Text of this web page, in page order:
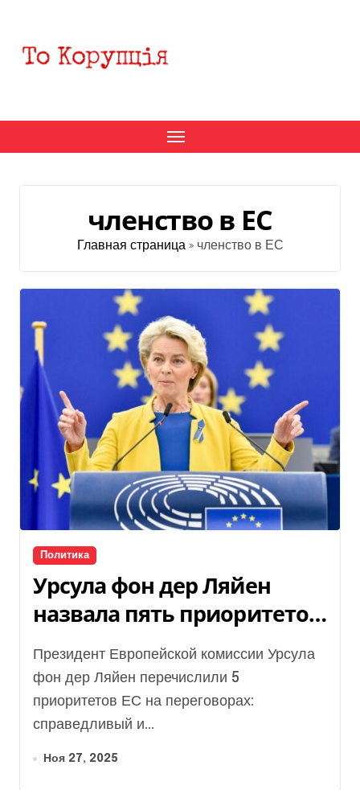
содержанию
членство в ЕС
Главная страница» членство в ЕС
Политика
Урсула фон дер Ляйен
назвала пять приоритетов
ЕС в переговорах
Президент Европейской комиссии Урсула
фон дер Ляйен перечислили 5
приоритетов ЕС на переговорах:
справедливый и...
Ноя 27, 2025